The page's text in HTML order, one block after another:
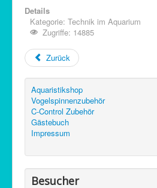
Details
Kategorie: Technik im Aquarium
Zugriffe: 14885
Zurück
Aquaristikshop
Vogelspinnenzubehör
C-Control Zubehör
Gästebuch
Impressum
Besucher